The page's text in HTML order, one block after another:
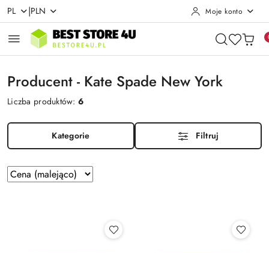
Przejdź do treści głównej
Przejdź do wyszukiwarki
Przejdź do moje konto
Przejdź do menu głównego
Przejdź do stopki
PL |PLN Moje konto
Producent - Kate Spade New York
Liczba produktów:6
Kategorie Filtruj
Zastosowano
sortowanie:
Sortuj
według